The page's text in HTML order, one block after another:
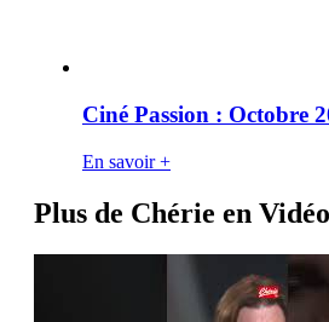
Ciné Passion : Octobre
En savoir +
Plus de Chérie en Vidéo